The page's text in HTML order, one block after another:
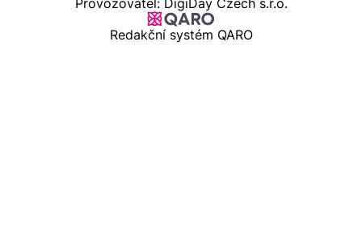
Provozovatel: DigiDay Czech s.r.o.
Redakční systém QARO